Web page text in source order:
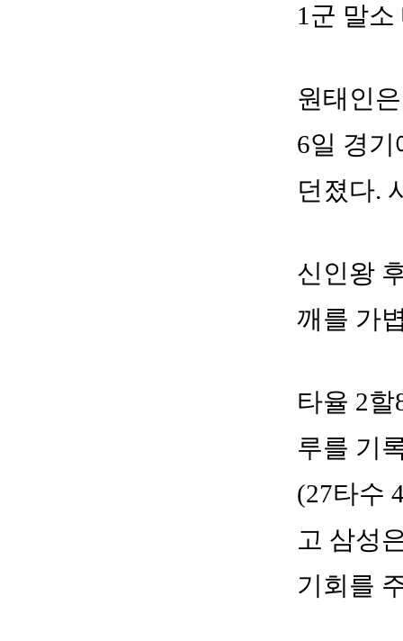
1군 말
원태인
6일 경
던졌다.
신인왕
깨를 가
타율 2할
루를 기
(27타수
고 삼성
기회를